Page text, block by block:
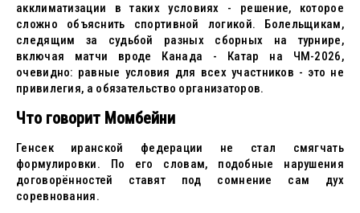
акклиматизации в таких условиях - решение, которое
сложно объяснить спортивной логикой. Болельщикам,
следящим за судьбой разных сборных на турнире,
включая матчи вроде Канада - Катар на ЧМ-2026,
очевидно: равные условия для всех участников - это не
привилегия, а обязательство организаторов.
Что говорит Момбейни
Генсек иранской федерации не стал смягчать
формулировки. По его словам, подобные нарушения
договорённостей ставят под сомнение сам дух
соревнования.